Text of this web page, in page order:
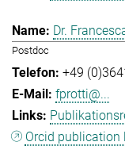
Dr.
Postdoc
+49
fprotti@...
Orcid publication